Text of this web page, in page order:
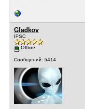
Gladkov
IPSC
Offline
Сообщений: 5414